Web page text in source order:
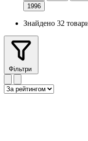
1996
Знайдено 32
Фільтри